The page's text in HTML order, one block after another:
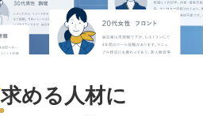
求める人材に